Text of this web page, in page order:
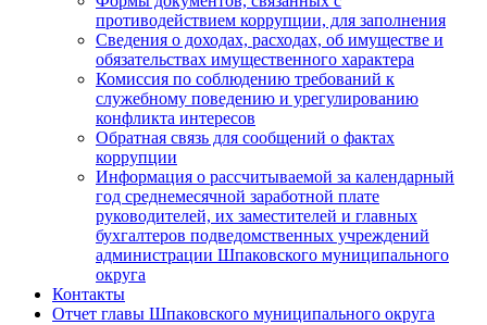
противодействием коррупции, для заполнения
Сведения о доходах, расходах, об имуществе и
обязательствах имущественного характера
Комиссия по соблюдению требований к
служебному поведению и урегулированию
конфликта интересов
Обратная связь для сообщений о фактах
коррупции
Информация о рассчитываемой за календарный
год среднемесячной заработной плате
руководителей, их заместителей и главных
бухгалтеров подведомственных учреждений
администрации Шпаковского муниципального
округа
Контакты
Отчет главы Шпаковского муниципального округа